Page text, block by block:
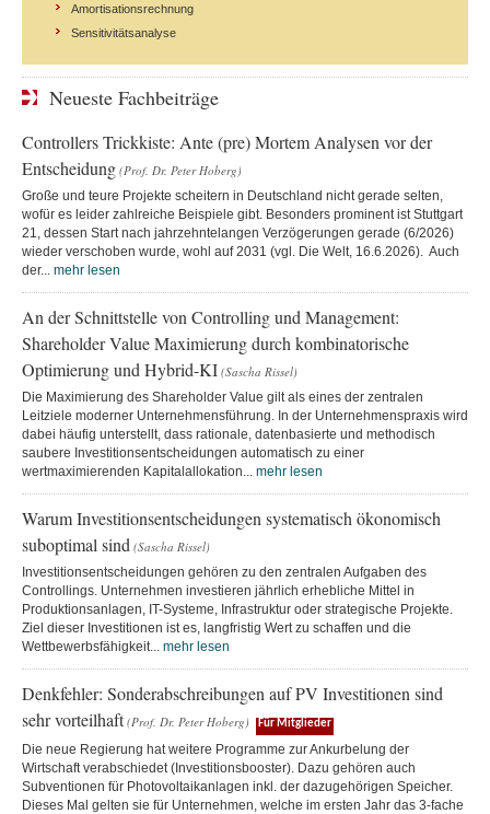
Amortisationsrechnung
Sensitivitätsanalyse
Neueste Fachbeiträge
Controllers Trickkiste: Ante (pre) Mortem Analysen vor der
Entscheidung (Prof. Dr. Peter Hoberg)
Große und teure Projekte scheitern in Deutschland nicht gerade selten,
wofür es leider zahlreiche Beispiele gibt. Besonders prominent ist Stuttgart
21, dessen Start nach jahrzehntelangen Verzögerungen gerade (6/2026)
wieder verschoben wurde, wohl auf 2031 (vgl. Die Welt, 16.6.2026). Auch
der... mehr lesen
An der Schnittstelle von Controlling und Management:
Shareholder Value Maximierung durch kombinatorische
Optimierung und Hybrid-KI (Sascha Rissel)
Die Maximierung des Shareholder Value gilt als eines der zentralen
Leitziele moderner Unternehmensführung. In der Unternehmenspraxis wird
dabei häufig unterstellt, dass rationale, datenbasierte und methodisch
saubere Investitionsentscheidungen automatisch zu einer
wertmaximierenden Kapitalallokation... mehr lesen
Warum Investitionsentscheidungen systematisch ökonomisch
suboptimal sind (Sascha Rissel)
Investitionsentscheidungen gehören zu den zentralen Aufgaben des
Controllings. Unternehmen investieren jährlich erhebliche Mittel in
Produktionsanlagen, IT-Systeme, Infrastruktur oder strategische Projekte.
Ziel dieser Investitionen ist es, langfristig Wert zu schaffen und die
Wettbewerbsfähigkeit... mehr lesen
Denkfehler: Sonderabschreibungen auf PV Investitionen sind
sehr vorteilhaft (Prof. Dr. Peter Hoberg) Für Mitglieder
Die neue Regierung hat weitere Programme zur Ankurbelung der
Wirtschaft verabschiedet (Investitionsbooster). Dazu gehören auch
Subventionen für Photovoltaikanlagen inkl. der dazugehörigen Speicher.
Dieses Mal gelten sie für Unternehmen, welche im ersten Jahr das 3-fache